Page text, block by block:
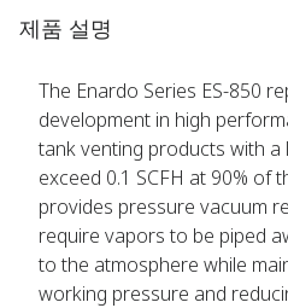
제품 설명
The Enardo Series ES-850
development in high
tank venting products with
exceed 0.1 SCFH at 90% of
provides pressure vacuum
require vapors to be piped
to the atmosphere while
working pressure and